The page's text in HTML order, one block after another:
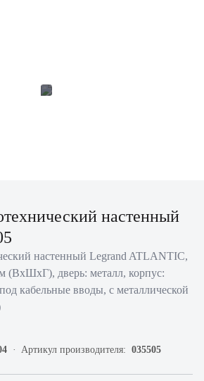
настенный
настенный Legrand ATLANTIC,
(ВхШхГ), дверь: металл, корпус:
кабельные вводы, с металлической
Артикул производителя: 035505